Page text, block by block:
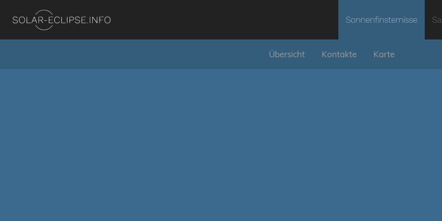
Sonnenfinsternisse
Übersicht Kontakte Karte